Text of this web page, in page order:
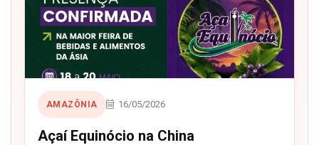
AMAZÔNIA 16/05/2026
Açaí Equinócio na China